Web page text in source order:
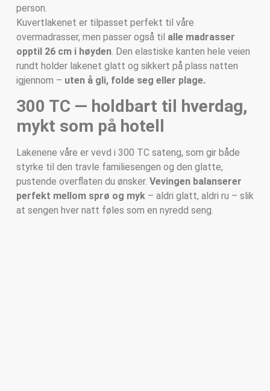
person.
Kuvertlakenet er tilpasset perfekt til våre
overmadrasser, men passer også til alle madrasser
opptil 26 cm i høyden. Den elastiske kanten hele veien
rundt holder lakenet glatt og sikkert på plass natten
igjennom – uten å gli, folde seg eller plage.
300 TC — holdbart til hverdag,
mykt som på hotell
Lakenene våre er vevd i 300 TC sateng, som gir både
styrke til den travle familiesengen og den glatte,
pustende overflaten du ønsker. Vevingen balanserer
perfekt mellom sprø og myk– aldri glatt, aldri ru – slik
at sengen hver natt føles som en nyredd seng.